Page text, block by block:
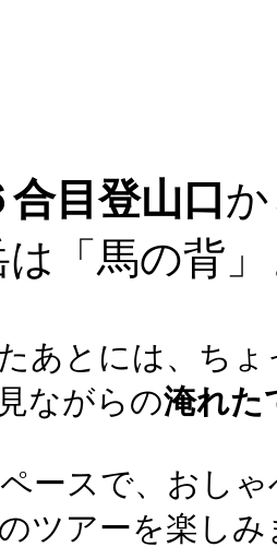
合目登山口
は「馬の背
あとには、ちょ
ながらの淹れた
ースで、おし
ツアーを楽しみ